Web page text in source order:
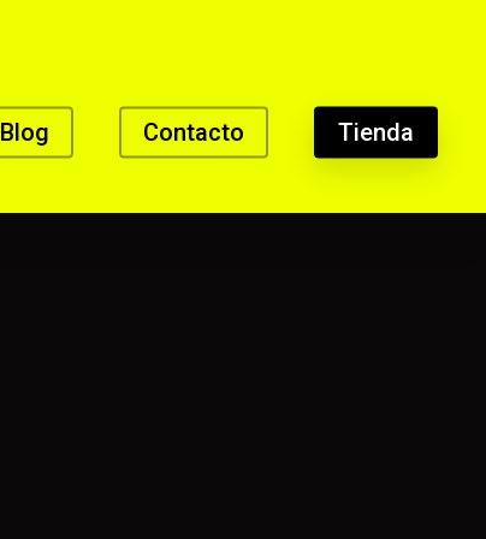
Blog Contacto Tienda